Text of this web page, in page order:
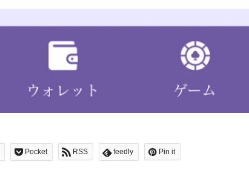
Pocket RSS feedly Pin it